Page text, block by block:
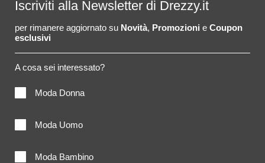
Iscriviti alla Newsletter di Drezzy.it
per rimanere aggiornato su Novità, Promozioni e Coupon
esclusivi
A cosa sei interessato?
Moda Donna
Moda Uomo
Moda Bambino